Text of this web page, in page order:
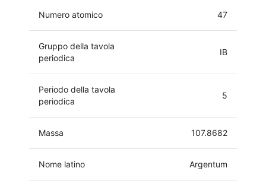
Numero atomico 47
Gruppo della tavola
periodica
IB
Periodo della tavola
periodica
5
Massa 107.8682
Nome latino Argentum